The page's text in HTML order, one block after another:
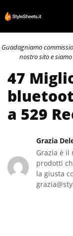
al
contenuto
Guadagniamo
nostro sito e
47
a 529
Grazia
Grazia è il
prodotti
la giusta